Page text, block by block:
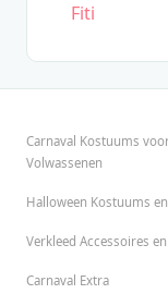
Fiti
Carnaval Kostuums
Volwassenen
Halloween Kostuums
Verkleed Accessoires
Carnaval Extra